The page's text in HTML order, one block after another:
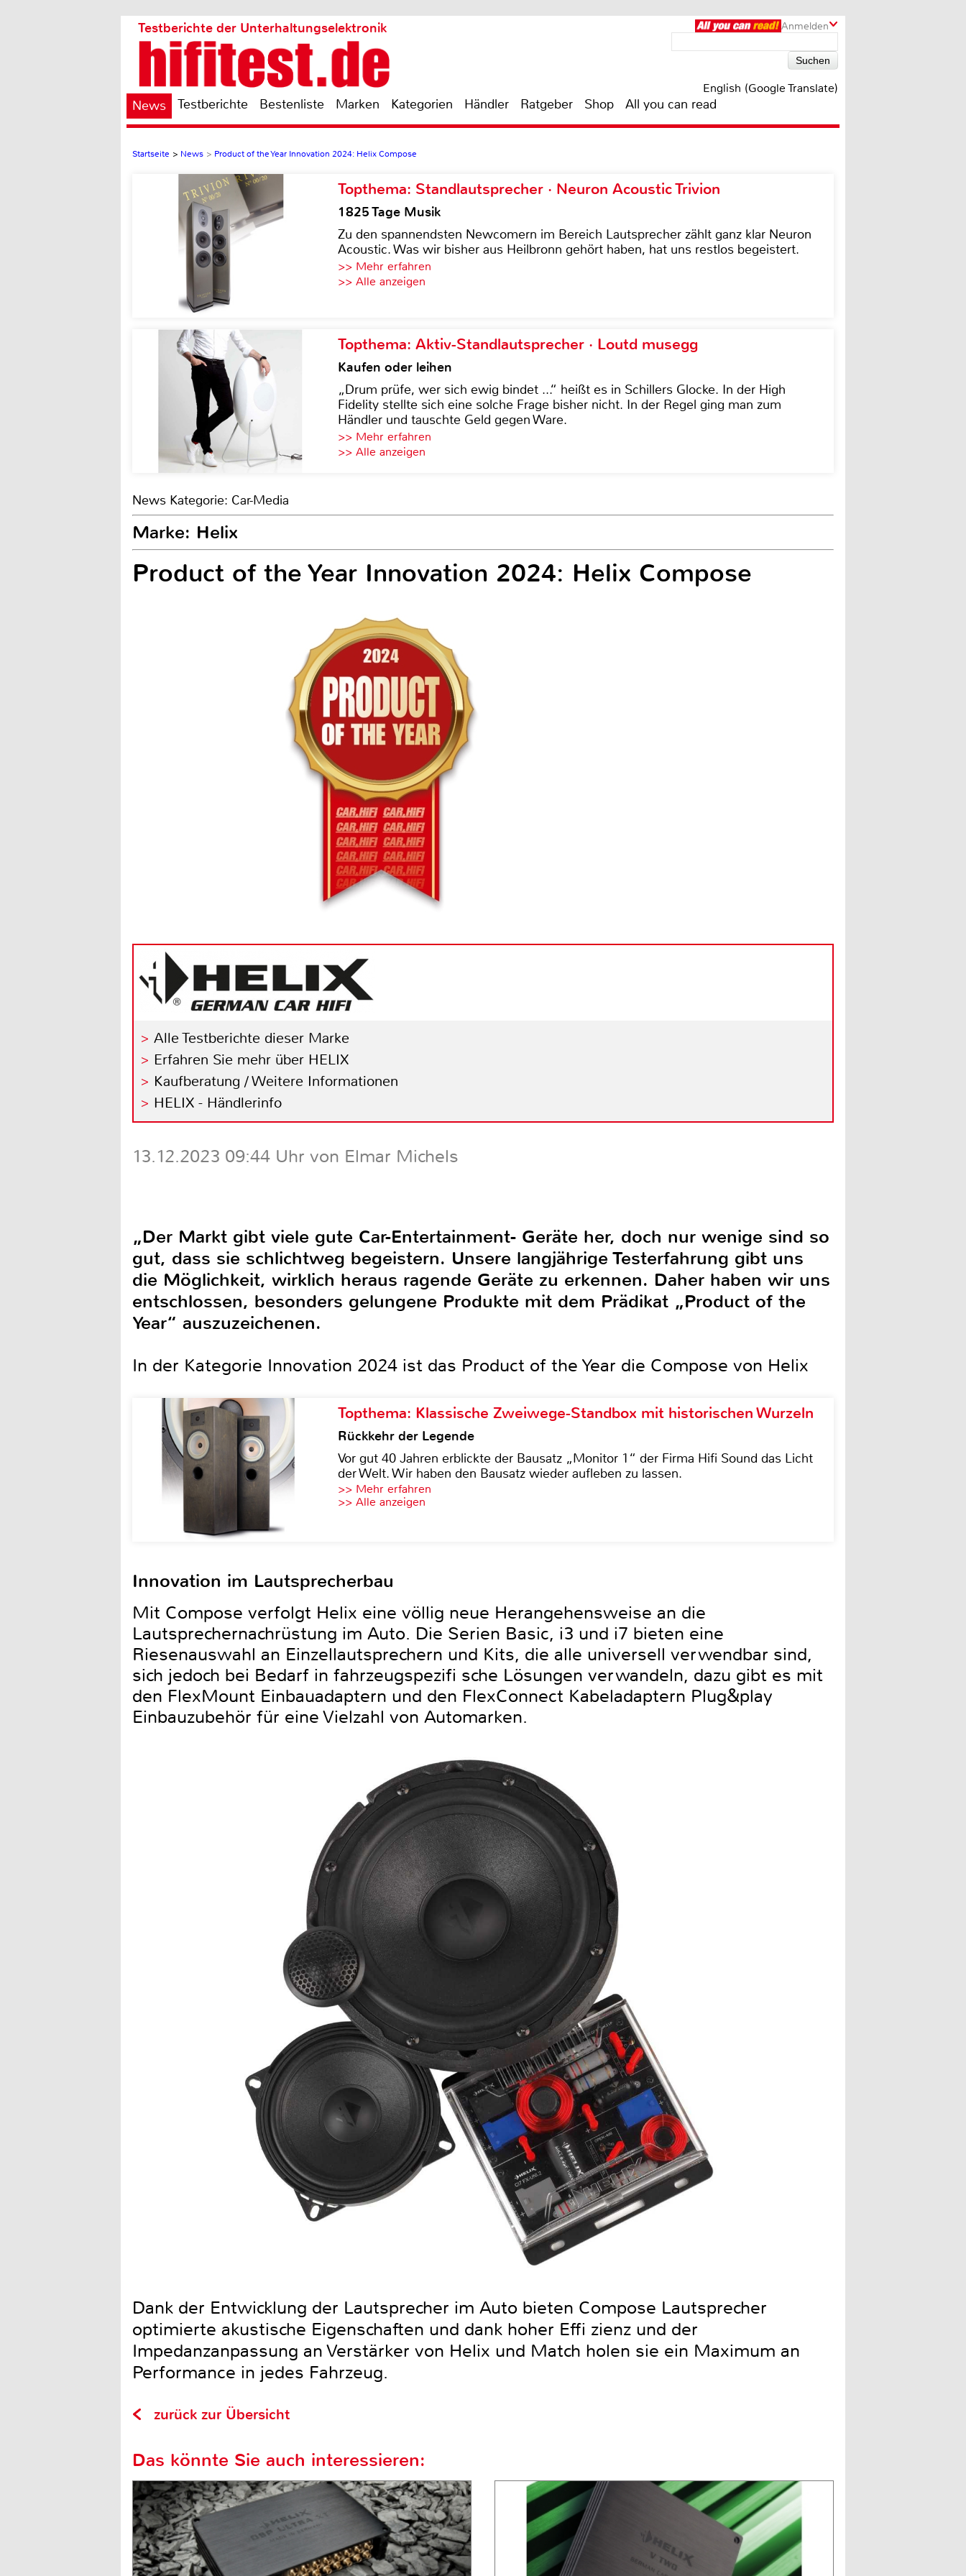
Anmelden
Testberichte der Unterhaltungselektronik
English (Google Translate)
News Testberichte Bestenliste Marken Kategorien Händler Ratgeber Shop All you can read
Startseite > News > Product of the Year Innovation 2024: Helix Compose
Topthema: Standlautsprecher · Neuron Acoustic Trivion
1825 Tage Musik
Zu den spannendsten Newcomern im Bereich Lautsprecher zählt ganz klar Neuron
Acoustic. Was wir bisher aus Heilbronn gehört haben, hat uns restlos begeistert.
>> Mehr erfahren
>> Alle anzeigen
Topthema: Aktiv-Standlautsprecher · Loutd musegg
Kaufen oder leihen
„Drum prüfe, wer sich ewig bindet ...“ heißt es in Schillers Glocke. In der High
Fidelity stellte sich eine solche Frage bisher nicht. In der Regel ging man zum
Händler und tauschte Geld gegen Ware.
>> Mehr erfahren
>> Alle anzeigen
News Kategorie: Car-Media
Marke: Helix
Product of the Year Innovation 2024: Helix Compose
Alle Testberichte dieser Marke
Erfahren Sie mehr über HELIX
Kaufberatung / Weitere Informationen
HELIX - Händlerinfo
13.12.2023 09:44 Uhr von Elmar Michels
„Der Markt gibt viele gute Car-Entertainment- Geräte her, doch nur wenige sind so
gut, dass sie schlichtweg begeistern. Unsere langjährige Testerfahrung gibt uns
die Möglichkeit, wirklich heraus ragende Geräte zu erkennen. Daher haben wir uns
entschlossen, besonders gelungene Produkte mit dem Prädikat „Product of the
Year“ auszuzeichenen.
In der Kategorie Innovation 2024 ist das Product of the Year die Compose von Helix
Topthema: Klassische Zweiwege-Standbox mit historischen Wurzeln
Rückkehr der Legende
Vor gut 40 Jahren erblickte der Bausatz „Monitor 1“ der Firma Hifi Sound das Licht
der Welt. Wir haben den Bausatz wieder aufleben zu lassen.
>> Mehr erfahren
>> Alle anzeigen
Innovation im Lautsprecherbau
Mit Compose verfolgt Helix eine völlig neue Herangehensweise an die
Lautsprechernachrüstung im Auto. Die Serien Basic, i3 und i7 bieten eine
Riesenauswahl an Einzellautsprechern und Kits, die alle universell verwendbar sind,
sich jedoch bei Bedarf in fahrzeugspezifi sche Lösungen verwandeln, dazu gibt es mit
den FlexMount Einbauadaptern und den FlexConnect Kabeladaptern Plug&play
Einbauzubehör für eine Vielzahl von Automarken.
Dank der Entwicklung der Lautsprecher im Auto bieten Compose Lautsprecher
optimierte akustische Eigenschaften und dank hoher Effi zienz und der
Impedanzanpassung an Verstärker von Helix und Match holen sie ein Maximum an
Performance in jedes Fahrzeug.
zurück zur Übersicht
Das könnte Sie auch interessieren: